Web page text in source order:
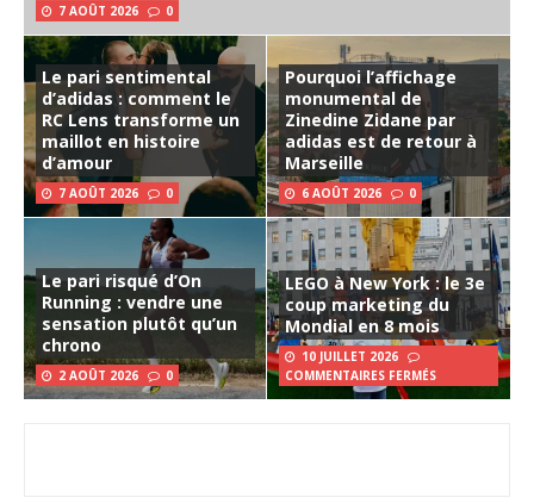
7 AOÛT 2026 0
Le pari sentimental
d’adidas : comment le
RC Lens transforme un
maillot en histoire
d’amour
7 AOÛT 2026 0
Pourquoi l’affichage
monumental de
Zinedine Zidane par
adidas est de retour à
Marseille
6 AOÛT 2026 0
Le pari risqué d’On
Running : vendre une
sensation plutôt qu’un
chrono
2 AOÛT 2026 0
LEGO à New York : le 3e
coup marketing du
Mondial en 8 mois
10 JUILLET 2026
COMMENTAIRES FERMÉS